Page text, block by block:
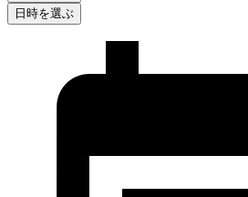
日時を選ぶ